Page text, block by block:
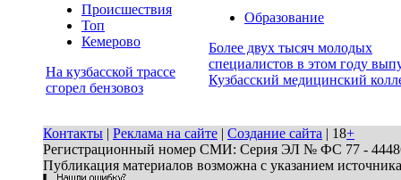
Происшествия
Топ
Кемерово
На кузбасской трассе
сгорел бензовоз
Образование
Более двух тысяч молодых
специалистов в этом году
Кузбасский медицинский
Контакты | Реклама на сайте | Создание сайта | 18+
Регистрационный номер СМИ: Серия ЭЛ № ФС 77 - 44486
Публикация материалов возможна с указанием